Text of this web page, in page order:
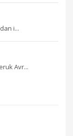
i...
Avr...